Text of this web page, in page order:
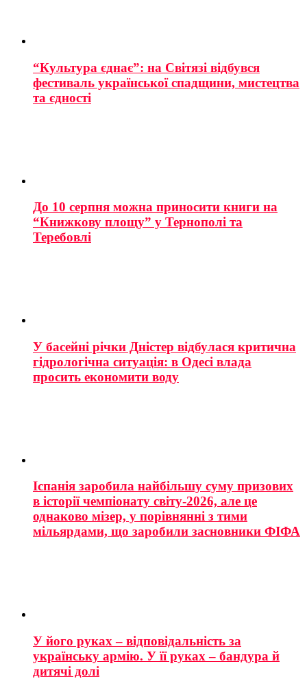
“Культура єднає”: на Світязі відбувся
фестиваль української спадщини, мистецтва
та єдності
До 10 серпня можна приносити книги на
“Книжкову площу” у Тернополі та
Теребовлі
У басейні річки Дністер відбулася критична
гідрологічна ситуація: в Одесі влада
просить економити воду
Іспанія заробила найбільшу суму призових
в історії чемпіонату світу-2026, але це
однаково мізер, у порівнянні з тими
мільярдами, що заробили засновники ФІФА
У його руках – відповідальність за
українську армію. У її руках – бандура й
дитячі долі